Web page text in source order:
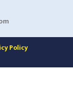
Policy